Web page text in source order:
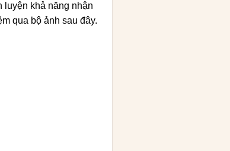
luyện khả năng nhận
qua bộ ảnh sau đây.